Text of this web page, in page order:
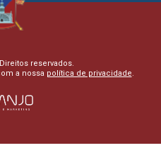
reservados.
a nossa política de privacidade.